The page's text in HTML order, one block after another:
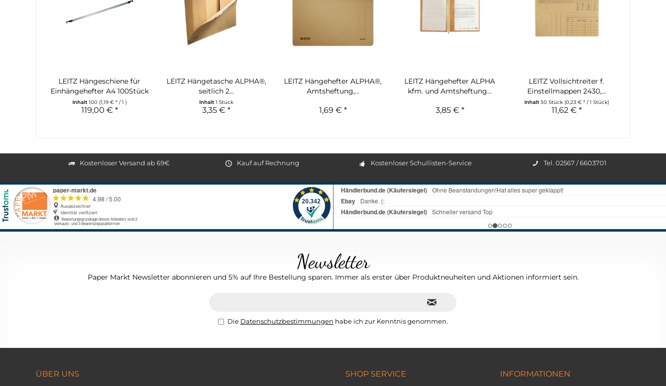
LEITZ Hängeschiene für
Einhängehefter A4 100Stück
Inhalt 100 (1,19 € * / 1 )
119,00 € *
LEITZ Hängetasche ALPHA®,
seitlich 2...
Inhalt 1 Stück
3,35 € *
LEITZ Hängehefter ALPHA®,
Amtsheftung,...
1,69 € *
LEITZ Hängehefter ALPHA
kfm. und Amtsheftung...
3,85 € *
LEITZ Vollsichtreiter f.
Einstellmappen 2430,...
Inhalt 50 Stück (0,23 € * / 1 Stück)
11,62 € *
Kostenloser Versand ab 69€ Kauf auf Rechnung Kostenloser Schullisten-Service Tel. 02567 / 6603701
Newsletter
Paper Markt Newsletter abonnieren und 5% auf Ihre Bestellung sparen. Immer als erster über Produktneuheiten und Aktionen informiert sein.
Die Datenschutzbestimmungen habe ich zur Kenntnis genommen.
ÜBER UNS SHOP SERVICE INFORMATIONEN